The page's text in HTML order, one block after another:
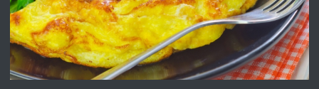
преди 1 година
ПРЕДЛАГА
Професионална зеленчукорезачка